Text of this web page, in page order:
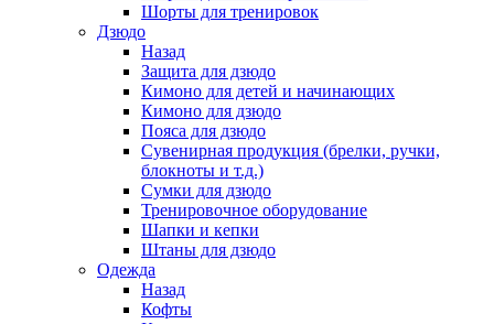
Шорты для тренировок
Дзюдо
Назад
Защита для дзюдо
Кимоно для детей и начинающих
Кимоно для дзюдо
Пояса для дзюдо
Сувенирная продукция (брелки, ручки,
блокноты и т.д.)
Сумки для дзюдо
Тренировочное оборудование
Шапки и кепки
Штаны для дзюдо
Одежда
Назад
Кофты